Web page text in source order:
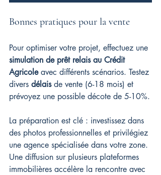
Bonnes pratiques pour la vente
Pour optimiser votre projet, effectuez une
simulation de prêt relais au Crédit
Agricole avec différents scénarios. Testez
divers délais de vente (6-18 mois) et
prévoyez une possible décote de 5-10%.
La préparation est clé : investissez dans
des photos professionnelles et privilégiez
une agence spécialisée dans votre zone.
Une diffusion sur plusieurs plateformes
immobilières accélère la rencontre avec